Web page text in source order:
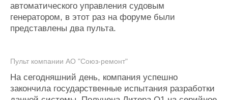
Реклама
Личности
Словарь
Форум
Все службы
автоматического управления судовым
генератором, в этот раз на форуме были
представлены два пульта.
Пульт компании АО "Союз-ремонт"
На сегодняшний день, компания успешно
закончила государственные испытания разработки